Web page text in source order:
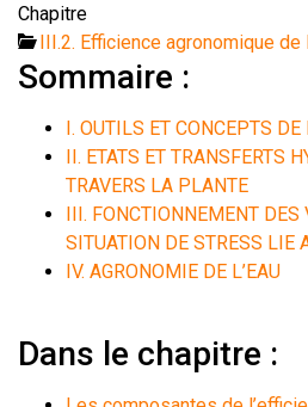
Chapitre
III.2. Efficience agronomique de
Sommaire :
I. OUTILS ET CONCEPTS DE
II. ETATS ET TRANSFERTS
TRAVERS LA PLANTE
III. FONCTIONNEMENT DES
SITUATION DE STRESS LIE
IV. AGRONOMIE DE L’EAU
Dans le chapitre :